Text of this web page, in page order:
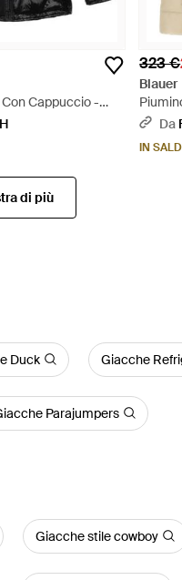
Cappuccio -
323 €
Blauer
Da
IN
di più
Duck Giacche
Parajumpers
Giacche stile cowboy